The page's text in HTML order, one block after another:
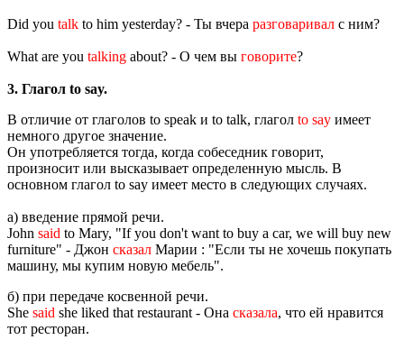
Did you talk to him yesterday? - Ты вчера разговаривал с ним?
What are you talking about? - О чем вы говорите?
3. Глагол to say.
В отличие от глаголов to speak и to talk, глагол to say имеет
немного другое значение.
Он употребляется тогда, когда собеседник говорит,
произносит или высказывает определенную мысль. В
основном глагол to say имеет место в следующих случаях.
а) введение прямой речи.
John said to Mary, "If you don't want to buy a car, we will buy new
furniture" - Джон сказал Марии : "Если ты не хочешь покупать
машину, мы купим новую мебель".
б) при передаче косвенной речи.
She said she liked that restaurant - Она сказала, что ей нравится
тот ресторан.